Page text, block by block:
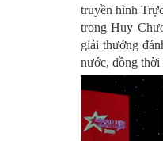
truyền hình
trong Huy
giải thưởng
nước, đồng thời